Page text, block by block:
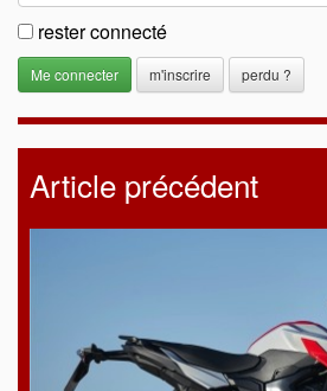
rester connecté
m'inscrire perdu ?
Article précédent